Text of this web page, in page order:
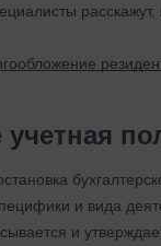
учетная
и вида
и